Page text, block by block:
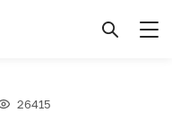
26415